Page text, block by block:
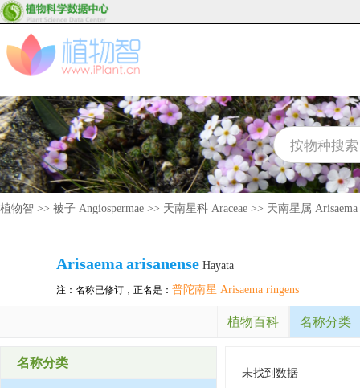
植物智 >> 被子 Angiospermae >> 天南星科 Araceae >> 天南星属 Arisaema
Arisaema arisanense Hayata
注：名称已修订，正名是： 普陀南星 Arisaema ringens
植物百科 名称分类
名称分类
未找到数据